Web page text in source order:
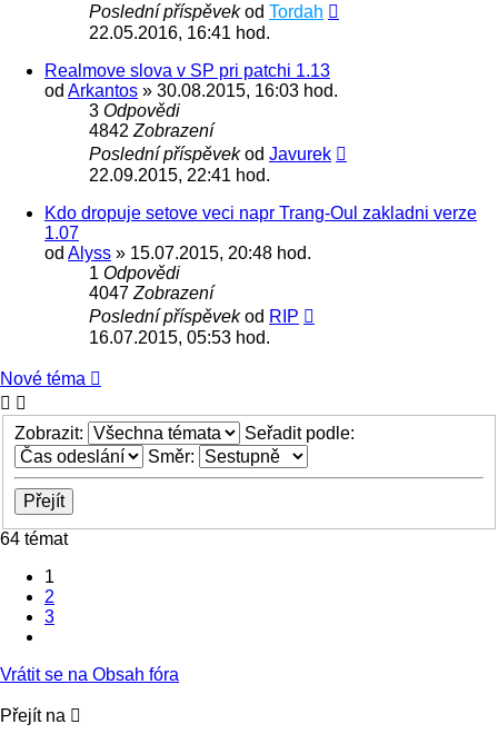
Poslední příspěvekod Tordah
22.05.2016, 16:41 hod.
Realmove slova v SP pri patchi 1.13
od Arkantos » 30.08.2015, 16:03 hod.
3 Odpovědi
4842 Zobrazení
Poslední příspěvekod Javurek
22.09.2015, 22:41 hod.
Kdo dropuje setove veci napr Trang-Oul zakladni verze
1.07
od Alyss » 15.07.2015, 20:48 hod.
1 Odpovědi
4047 Zobrazení
Poslední příspěvekod RIP
16.07.2015, 05:53 hod.
Nové téma
Zobrazit:
Seřadit podle:
Směr:
64 témat
1
2
3
Vrátit se na Obsah fóra
Přejít na